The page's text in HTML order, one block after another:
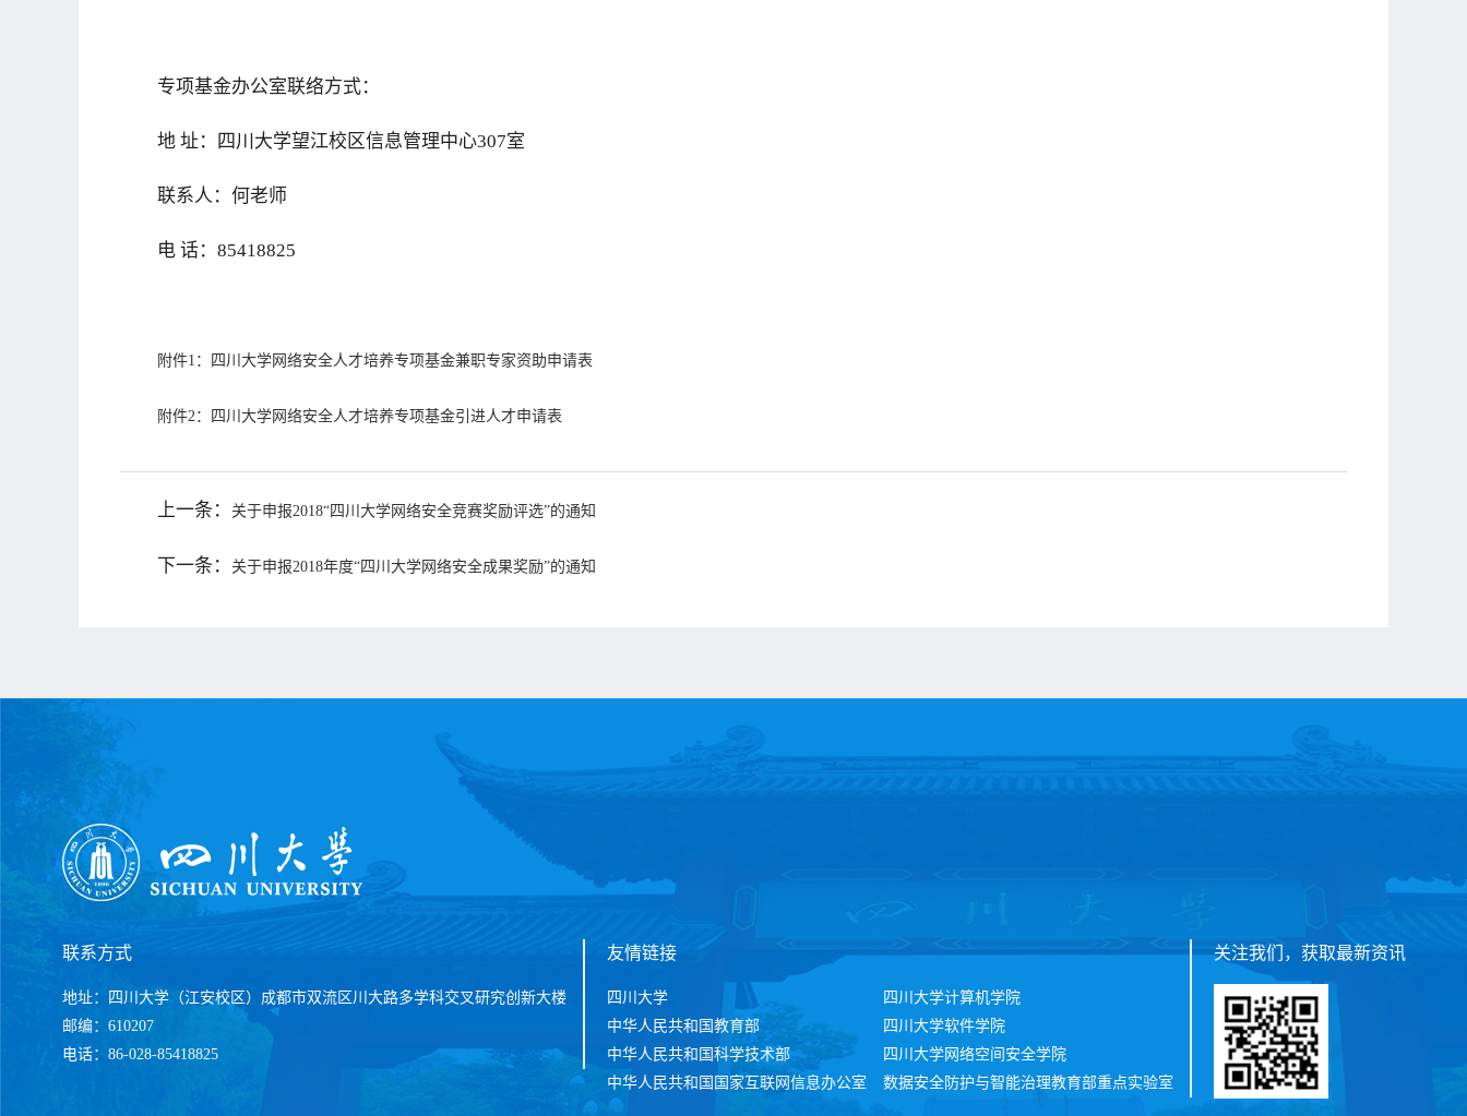
专项基金办公室联络方式：
地 址：四川大学望江校区信息管理中心307室
联系人：何老师
电 话：85418825
附件1：四川大学网络安全人才培养专项基金兼职专家资助申请表
附件2：四川大学网络安全人才培养专项基金引进人才申请表
上一条： 关于申报2018“四川大学网络安全竞赛奖励评选”的通知
下一条： 关于申报2018年度“四川大学网络安全成果奖励”的通知
联系方式
地址：四川大学（江安校区）成都市双流区川大路多学科交叉研究创新大楼
邮编：610207
电话：86-028-85418825
友情链接
四川大学
中华人民共和国教育部
中华人民共和国科学技术部
中华人民共和国国家互联网信息办公室
四川大学计算机学院
四川大学软件学院
四川大学网络空间安全学院
数据安全防护与智能治理教育部重点实验室
关注我们，获取最新资讯